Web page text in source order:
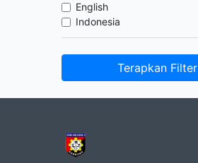
English
Indonesia
Terapkan Filter